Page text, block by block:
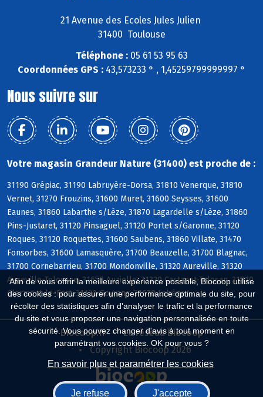
Afin de vous offrir la meilleure expérience possible, Biocoop utilise
des cookies : pour assurer une performance optimale du site, pour
récolter des statistiques afin d'analyser le trafic et la performance
du site et vous proposer une navigation personnalisée en toute
sécurité. Vous pouvez changer d'avis à tout moment en
paramétrant vos cookies. OK pour vous ?
En savoir plus et paramétrer les cookies
Je refuse J'accepte
21 Avenue des Ecoles Jules Julien
31400 Toulouse
Téléphone :05 61 53 95 63
Coordonnées GPS : 43,573233 ° , 1,45259799999997 °
Nous suivre sur
Votre magasin Grandeur Nature (31400) est proche de :
31190 Grépiac, 31190 Labruyère-Dorsa, 31810 Venerque, 31810
Vernet, 31270 Frouzins, 31600 Muret, 31600 Seysses, 31600
Eaunes, 31860 Labarthe s/Lèze, 31870 Lagardelle s/Lèze, 31860
Pins-Justaret, 31120 Pinsaguel, 31120 Portet s/Garonne, 31120
Roques, 31120 Roquettes, 31600 Saubens, 31860 Villate, 31470
Fonsorbes, 31600 Lamasquère, 31700 Beauzelle, 31700 Blagnac,
31700 Cornebarrieu, 31700 Mondonville, 31320 Aureville, 31320
Auzeville-Tolosane, 31650 Auzielle, 31320 Castanet-Tolosan, 31810
Clermont-le-Fort, 31120 Goyrans, 31670 Labège
Biocoop.fr
Le réseau Biocoop
Copyright Biocoop 2026